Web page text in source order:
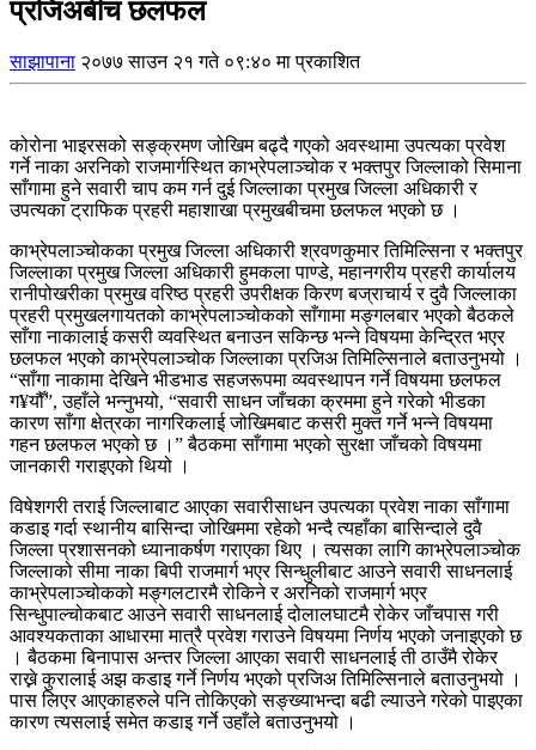
प्रजिअबीच छलफल
साझापाना २०७७ साउन २१ गते ०९:४० मा प्रकाशित
कोरोना भाइरसको सङ्क्रमण जोखिम बढ्दै गएको अवस्थामा उपत्यका प्रवेश
गर्ने नाका अरनिको राजमार्गस्थित काभ्रेपलाञ्चोक र भक्तपुर जिल्लाको सिमाना
साँगामा हुने सवारी चाप कम गर्न दुई जिल्लाका प्रमुख जिल्ला अधिकारी र
उपत्यका ट्राफिक प्रहरी महाशाखा प्रमुखबीचमा छलफल भएको छ ।
काभ्रेपलाञ्चोकका प्रमुख जिल्ला अधिकारी श्रवणकुमार तिमिल्सिना र भक्तपुर
जिल्लाका प्रमुख जिल्ला अधिकारी हुमकला पाण्डे, महानगरीय प्रहरी कार्यालय
रानीपोखरीका प्रमुख वरिष्ठ प्रहरी उपरीक्षक किरण बज्राचार्य र दुवै जिल्लाका
प्रहरी प्रमुखलगायतको काभ्रेपलाञ्चोकको साँगामा मङ्गलबार भएको बैठकले
साँगा नाकालाई कसरी व्यवस्थित बनाउन सकिन्छ भन्ने विषयमा केन्द्रित भएर
छलफल भएको काभ्रेपलाञ्चोक जिल्लाका प्रजिअ तिमिल्सिनाले बताउनुभयो ।
“साँगा नाकामा देखिने भीडभाड सहजरूपमा व्यवस्थापन गर्ने विषयमा छलफल
ग¥यौँ”, उहाँले भन्नुभयो, “सवारी साधन जाँचका क्रममा हुने गरेको भीडका
कारण साँगा क्षेत्रका नागरिकलाई जोखिमबाट कसरी मुक्त गर्ने भन्ने विषयमा
गहन छलफल भएको छ ।” बैठकमा साँगामा भएको सुरक्षा जाँचको विषयमा
जानकारी गराइएको थियो ।
विषेशगरी तराई जिल्लाबाट आएका सवारीसाधन उपत्यका प्रवेश नाका साँगामा
कडाइ गर्दा स्थानीय बासिन्दा जोखिममा रहेको भन्दै त्यहाँका बासिन्दाले दुवै
जिल्ला प्रशासनको ध्यानाकर्षण गराएका थिए । त्यसका लागि काभ्रेपलाञ्चोक
जिल्लाको सीमा नाका बिपी राजमार्ग भएर सिन्धुलीबाट आउने सवारी साधनलाई
काभ्रेपलाञ्चोकको मङ्गलटारमै रोकिने र अरनिको राजमार्ग भएर
सिन्धुपाल्चोकबाट आउने सवारी साधनलाई दोलालघाटमै रोकेर जाँचपास गरी
आवश्यकताका आधारमा मात्रै प्रवेश गराउने विषयमा निर्णय भएको जनाइएको छ
। बैठकमा बिनापास अन्तर जिल्ला आएका सवारी साधनलाई ती ठाउँमै रोकेर
राख्ने कुरालाई अझ कडाइ गर्ने निर्णय भएको प्रजिअ तिमिल्सिनाले बताउनुभयो ।
पास लिएर आएकाहरुले पनि तोकिएको सङ्ख्याभन्दा बढी ल्याउने गरेको पाइएका
कारण त्यसलाई समेत कडाइ गर्ने उहाँले बताउनुभयो ।